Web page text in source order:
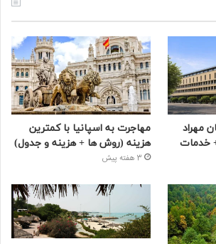
مهراد
+ خدمات
مهاجرت به اسپانیا با کمترین
هزینه (روش ها + هزینه و جدول)
3 هفته پیش